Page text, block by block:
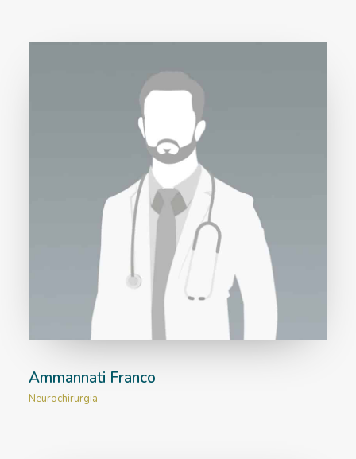
Ammannati Franco
Neurochirurgia